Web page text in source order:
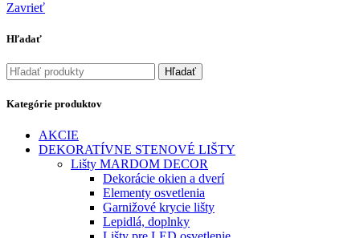
Zavrieť
Hľadať
Hľadať
Kategórie produktov
AKCIE
DEKORATÍVNE STENOVÉ LIŠTY
Lišty MARDOM DECOR
Dekorácie okien a dverí
Elementy osvetlenia
Garnižové krycie lišty
Lepidlá, doplnky